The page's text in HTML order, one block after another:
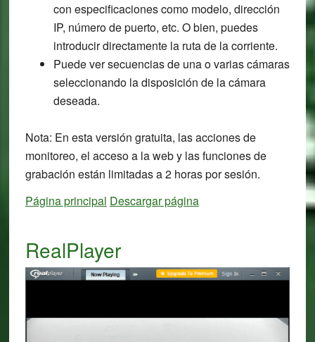
con especificaciones como modelo, dirección
IP, número de puerto, etc. O bien, puedes
introducir directamente la ruta de la corriente.
Puede ver secuencias de una o varias cámaras
seleccionando la disposición de la cámara
deseada.
Nota: En esta versión gratuita, las acciones de
monitoreo, el acceso a la web y las funciones de
grabación están limitadas a 2 horas por sesión.
Página principal Descargar página
RealPlayer